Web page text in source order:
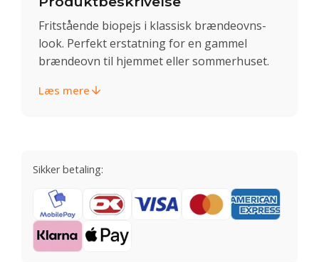
Fritstående biopejs i klassisk brændeovns-
look. Perfekt erstatning for en gammel
brændeovn til hjemmet eller sommerhuset.
Læs mere
Sikker betaling: